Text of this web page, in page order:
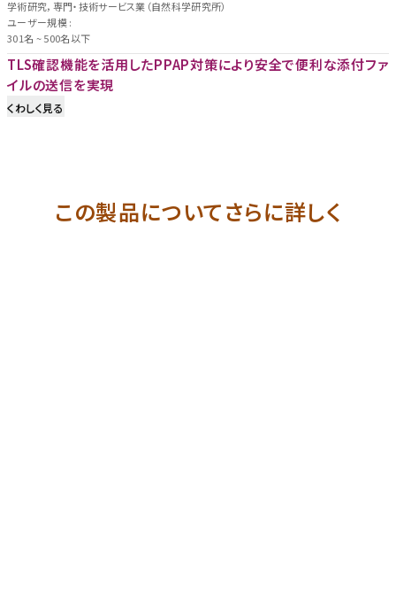
学術研究，専門・技術サービス業（自然科学研究所）
ユーザー規模 :
301名 ~ 500名以下
TLS確認機能を活用したPPAP対策により安全で便利な添付ファ
イルの送信を実現
くわしく見る
この製品についてさらに詳しく